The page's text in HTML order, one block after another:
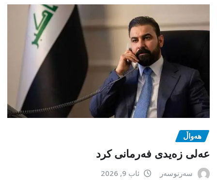
هەواڵ
عەلی زەیدی فەرمانی کرد
سەرنوسەر ئاب 9, 2026